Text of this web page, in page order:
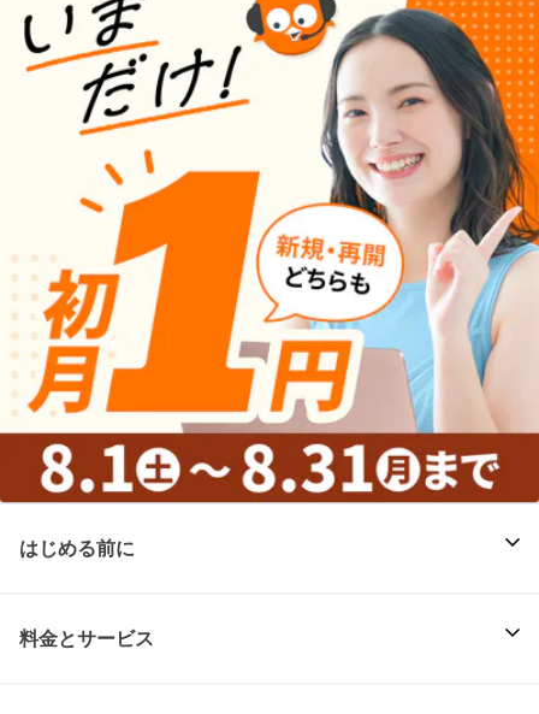
はじめる前に
料金とサービス